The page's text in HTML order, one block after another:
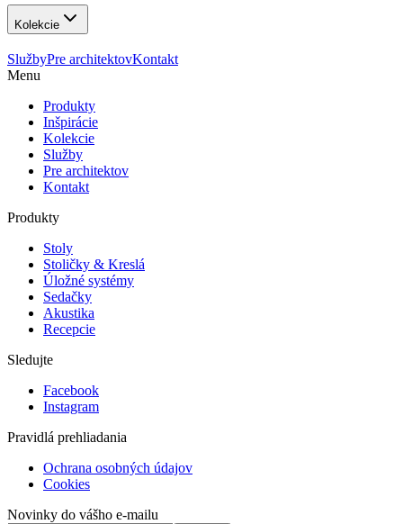
Kolekcie
SlužbyPre architektovKontakt
Menu
Produkty
Inšpirácie
Kolekcie
Služby
Pre architektov
Kontakt
Produkty
Stoly
Stoličky & Kreslá
Úložné systémy
Sedačky
Akustika
Recepcie
Sledujte
Facebook
Instagram
Pravidlá prehliadania
Ochrana osobných údajov
Cookies
Novinky do vášho e-mailu